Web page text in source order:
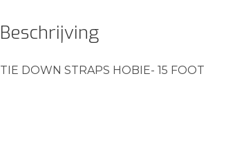
Beschrijving
TIE DOWN STRAPS HOBIE- 15 FOOT